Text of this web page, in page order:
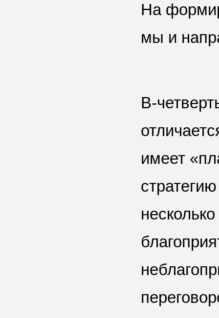
На
мы и
В-
имеет